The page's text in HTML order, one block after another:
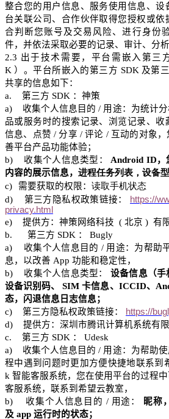
整合您的用户信息、服务使用信息、设
台关联公司、合作伙伴取得您授权或依
合判断您账号及交易风险、进行身份
件，并依法采取必要的记录、审计、分析
2.3 出于技术需要，平台需嵌入第三
K ）。平台所嵌入的第三方 SDK 及第
共享的信息如下：
a.
第三方 SDK ：神策
a)
收集个人信息目的 / 用途：为统计
品或服务时的搜索记录、浏览记录、收
信息、点赞 /分享 /评论 / 互动的对象
善平台产品功能体验；
b)
收集个人信息类型： Android ID，
内容的展示信息， 进程任务列表，设备
c)
需要获取的权限： 读取手机状态
d) 第三方隐私权政策链接：
https://
privacy.html
e)
提供方：神策网络科技 ( 北京 ) 有
b.
第三方 SDK ：
Bugly
a)
收集个人信息目的 / 用途：为帮助
息，以改善 App 功能和稳定性，
b)
收集个人信息类型：
设备信息（手
设备识别码、
SIM卡信息、 ICCID、
态，闪退信息日志信息；
c)
第三方隐私权政策链接：
https://
d)
提供方： 深圳市腾讯计算机系统有
c.
第三方 SDK ：
Udesk
a)
收集个人信息目的 / 用途：为帮助
程中遇到问题时更加方便快捷地联系到
k 智能客服系统，您在使用平台的过程
客服系统，联系到希望云教室，
b)
收集个人信息目的 / 用途：
昵称
及 app 运行时的状态；